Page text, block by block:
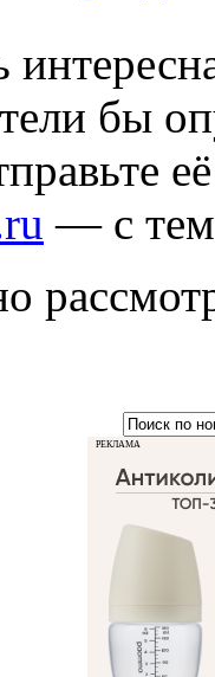
бы
— с
РЕКЛАМА